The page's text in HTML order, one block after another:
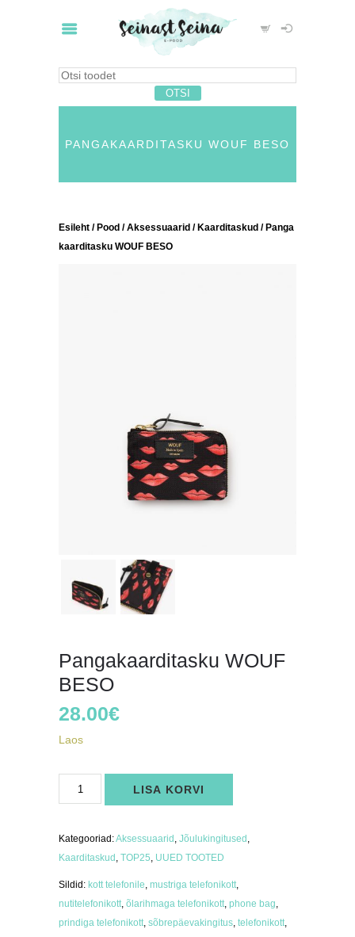
PANGAKAARDITASKU WOUF BESO
Esileht / Pood /Aksessuaarid / Kaarditaskud / Panga
kaarditasku WOUF BESO
Pangakaarditasku WOUF
BESO
28.00€
Laos
WOUF
BESO
LISA KORVI
Kategooriad:Aksessuaarid , Jõulukingitused ,
Kaarditaskud , TOP25, UUED TOOTED
Sildid: kott telefonile, mustriga telefonikott,
nutitelefonikott, õlarihmaga telefonikott, phone bag,
prindiga telefonikott, sõbrepäevakingitus, telefonikott,